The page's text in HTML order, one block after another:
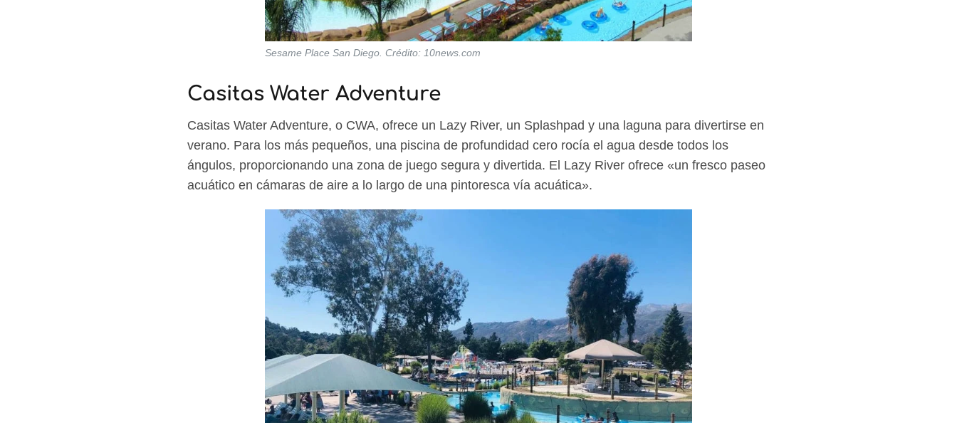
Sesame Place San Diego. Crédito: 10news.com
Casitas Water Adventure
Casitas Water Adventure, o CWA, ofrece un Lazy River, un Splashpad y una laguna para divertirse en
verano. Para los más pequeños, una piscina de profundidad cero rocía el agua desde todos los
ángulos, proporcionando una zona de juego segura y divertida. El Lazy River ofrece «un fresco paseo
acuático en cámaras de aire a lo largo de una pintoresca vía acuática».